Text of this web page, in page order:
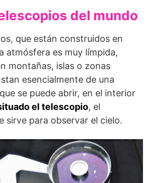
del mundo
que están construidos en
atmósfera es muy límpida,
montañas, islas o zonas
esencialmente de una
se puede abrir, en el interior
el telescopio, el
sirve para observar el cielo.